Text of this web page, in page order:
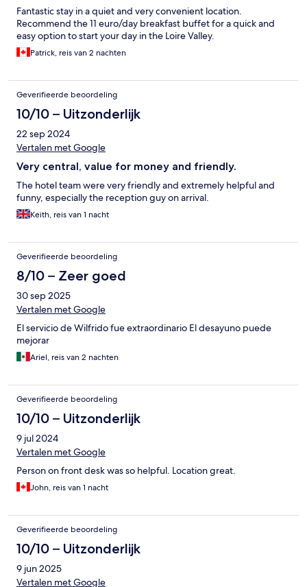
Fantastic stay in a quiet and very convenient location.
Recommend the 11 euro/day breakfast buffet for a quick and
easy option to start your day in the Loire Valley.
Patrick, reis van 2 nachten
Geverifieerde beoordeling
10/10 – Uitzonderlijk
22 sep 2024
Vertalen met Google
Very central, value for money and friendly.
The hotel team were very friendly and extremely helpful and
funny, especially the reception guy on arrival.
Keith, reis van 1 nacht
Geverifieerde beoordeling
8/10 – Zeer goed
30 sep 2025
Vertalen met Google
El servicio de Wilfrido fue extraordinario El desayuno puede
mejorar
Ariel, reis van 2 nachten
Geverifieerde beoordeling
10/10 – Uitzonderlijk
9 jul 2024
Vertalen met Google
Person on front desk was so helpful. Location great.
John, reis van 1 nacht
Geverifieerde beoordeling
10/10 – Uitzonderlijk
9 jun 2025
Vertalen met Google